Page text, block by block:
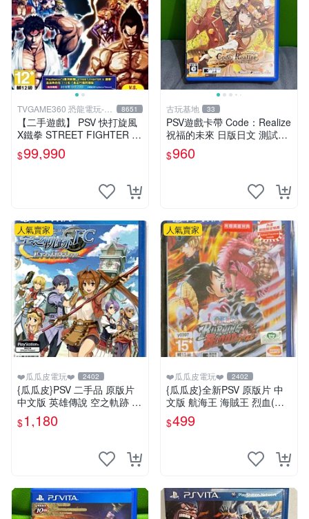
TVGAME360 恐龍電玩-台
中店
8651
【二手遊戲】 PSV 快打旋風
X鐵拳 STREET FIGHTER X
TEKKEN 中文版 【台中恐龍
電玩】
$99,990
古玩基地 33
PSV遊戲卡帶 Code：Realize
祝福的未來 日版日文 測試正
常適合收藏 成色如圖 過去久
遠使用痕跡 游戲機玩古早遊
$960
人氣賣家
❤️瓜瓜皮電玩❤️ 2402
{瓜瓜皮}PSV 二手品 原版片
中文版 英雄傳說 空之軌跡 F
C Evolution(遊戲都有回收)
$1,180
人氣賣家
❤️瓜瓜皮電玩❤️ 2402
{瓜瓜皮}全新PSV 原版片 中
文版 航海王 海賊王 烈血(內
附初回特點-不清楚有沒有過
期)(遊戲都有回收)
$499